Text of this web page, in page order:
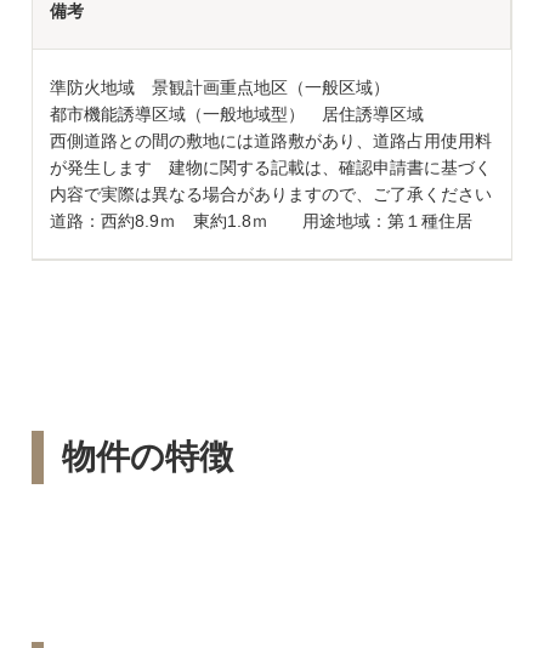
備考
準防火地域 景観計画重点地区（一般区域）
都市機能誘導区域（一般地域型） 居住誘導区域
西側道路との間の敷地には道路敷があり、道路占用使用料
が発生します 建物に関する記載は、確認申請書に基づく
内容で実際は異なる場合がありますので、ご了承ください
道路：西約8.9ｍ 東約1.8ｍ 用途地域：第１種住居
物件の特徴